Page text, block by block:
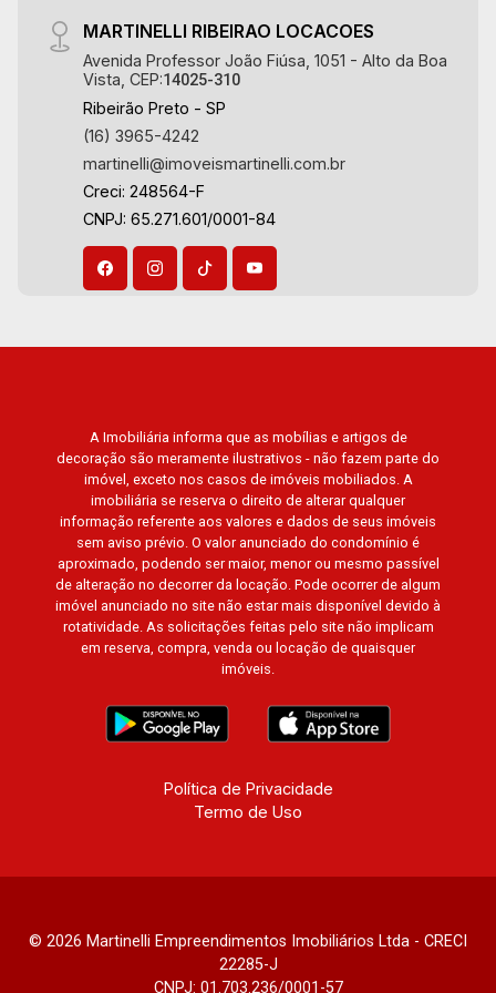
Quinta do Golfe. Avenida João Fiúsa, 1051 - Alto
da Boa Vista | Ribeirão Preto.
MARTINELLI RIBEIRAO LOCACOES
Avenida Professor João Fiúsa, 1051 - Alto da Boa
Vista, CEP:14025-310
Ribeirão Preto - SP
(16) 3965-4242
martinelli@imoveismartinelli.com.br
Creci: 248564-F
CNPJ: 65.271.601/0001-84
A Imobiliária informa que as mobílias e artigos de
decoração são meramente ilustrativos - não fazem parte do
imóvel, exceto nos casos de imóveis mobiliados. A
imobiliária se reserva o direito de alterar qualquer
informação referente aos valores e dados de seus imóveis
sem aviso prévio. O valor anunciado do condomínio é
aproximado, podendo ser maior, menor ou mesmo passível
de alteração no decorrer da locação. Pode ocorrer de algum
imóvel anunciado no site não estar mais disponível devido à
rotatividade. As solicitações feitas pelo site não implicam
em reserva, compra, venda ou locação de quaisquer
imóveis.
Política de Privacidade
Termo de Uso
© 2026 Martinelli Empreendimentos Imobiliários Ltda - CRECI
22285-J
CNPJ: 01.703.236/0001-57